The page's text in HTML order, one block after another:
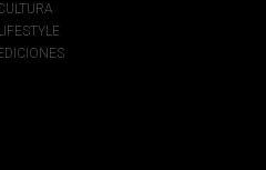
LIFESTYLE
EDICIONES